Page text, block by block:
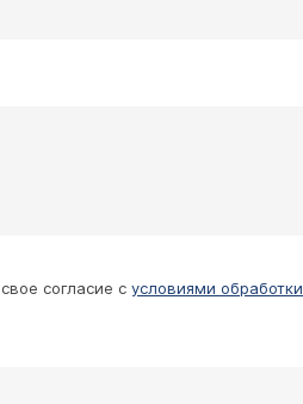
согласие сусловиями обработки